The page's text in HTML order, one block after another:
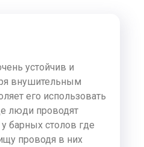
устойчив и
внушительным
его использовать
люди проводят
барных столов где
проводя в них